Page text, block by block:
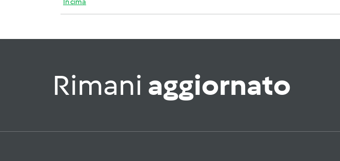
In cima
Rimani aggiornato